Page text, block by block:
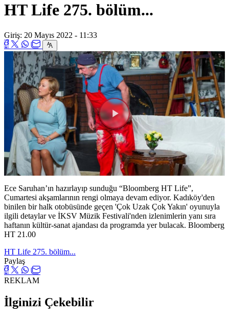
HT Life 275. bölüm...
Giriş: 20 Mayıs 2022 - 11:33
Videoyu
Oynat
Ece Saruhan’ın hazırlayıp sunduğu “Bloomberg HT Life”,
Cumartesi akşamlarının rengi olmaya devam ediyor. Kadıköy'den
binilen bir halk otobüsünde geçen 'Çok Uzak Çok Yakın' oyunuyla
ilgili detaylar ve İKSV Müzik Festivali'nden izlenimlerin yanı sıra
haftanın kültür-sanat ajandası da programda yer bulacak. Bloomberg
HT 21.00
HT Life 275. bölüm...
Paylaş
REKLAM
İlginizi Çekebilir